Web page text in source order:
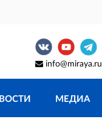
info@miraya.ru
МЕДИА